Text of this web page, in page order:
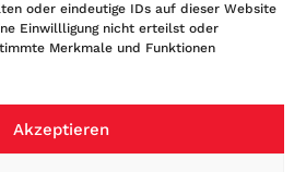
oder eindeutige IDs auf dieser Website
Einwillligung nicht erteilst oder
Merkmale und Funktionen
Akzeptieren
BRD-Kuba
Köln